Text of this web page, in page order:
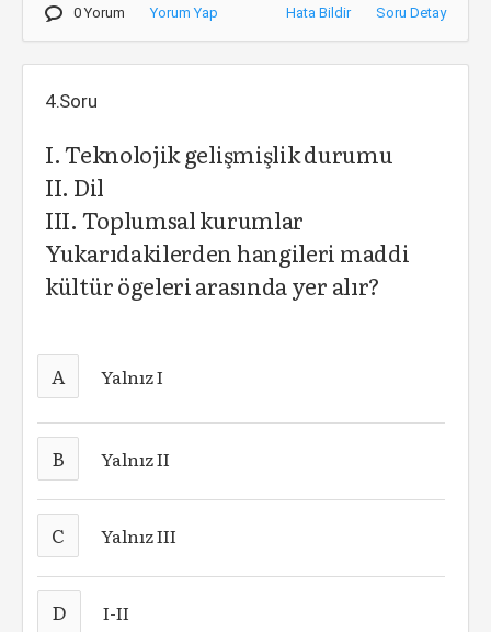
0 Yorum Yorum Yap Hata Bildir Soru Detay
4.Soru
I. Teknolojik gelişmişlik durumu
II. Dil
III. Toplumsal kurumlar
Yukarıdakilerden hangileri maddi
kültür ögeleri arasında yer alır?
A Yalnız I
B Yalnız II
C Yalnız III
D I-II